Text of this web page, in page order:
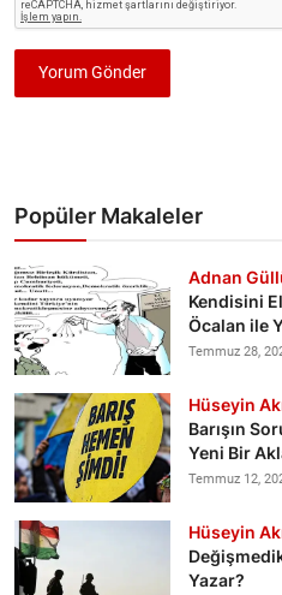
Yorum Gönder
Popüler Makaleler
Adnan
Kendisini
Öcalan ile
Temmuz 28,
Hüseyin
Barışın
Yeni Bir
Temmuz 12,
Hüseyin
Yazar?